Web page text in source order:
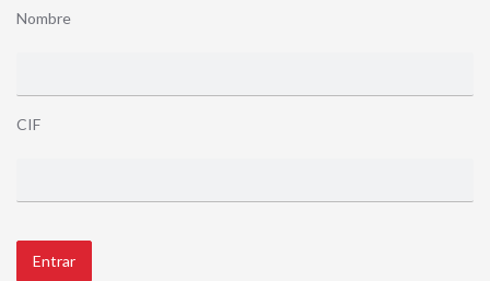
Nombre
CIF
Entrar